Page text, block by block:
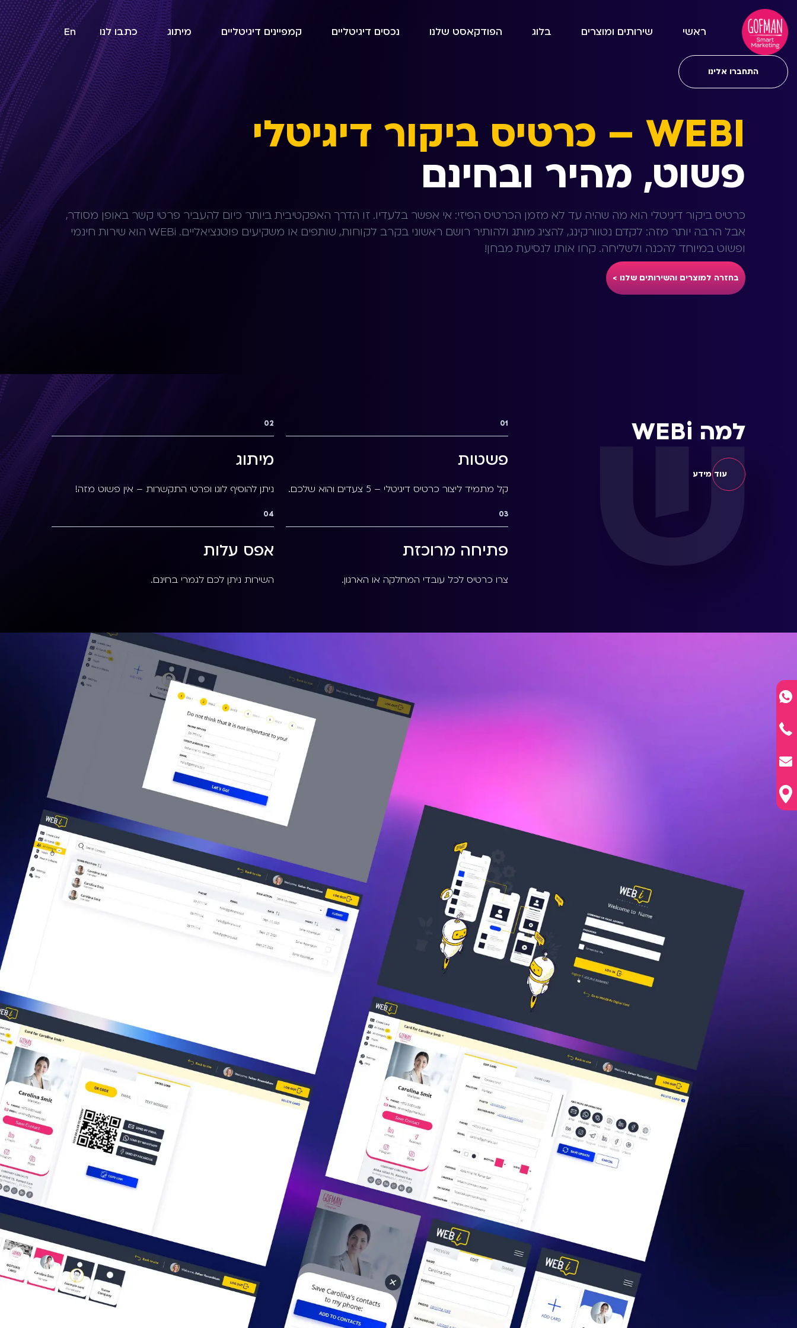
ראשי שירותים ומוצרים בלוג הפודקאסט שלנו נכסים דיגיטליים קמפיינים דיגיטליים מיתוג כתבו לנו En
התחברו אלינו
WEBI – כרטיס ביקור דיגיטלי
פשוט, מהיר ובחינם
כרטיס ביקור דיגיטלי הוא מה שהיה עד לא מזמן הכרטיס הפיזי: אי אפשר בלעדיו. זו הדרך האפקטיבית ביותר כיום להעביר פרטי קשר באופן מסודר,
אבל הרבה יותר מזה: לקדם נטוורקינג, להציג מותג ולהותיר רושם ראשוני בקרב לקוחות, שותפים או משקיעים פוטנציאליים. WEBi הוא שירות חינמי
ופשוט במיוחד להכנה ולשליחה. קחו אותו לנסיעת מבחן!
בחזרה למוצרים והשירותים שלנו >
ש
למה WEBi
עוד מידע
01
פשטות
קל מתמיד ליצור כרטיס דיגיטלי – 5 צעדים והוא שלכם.
02
מיתוג
ניתן להוסיף לוגו ופרטי התקשרות – אין פשוט מזה!
03
פתיחה מרוכזת
צרו כרטיס לכל עובדי המחלקה או הארגון.
04
אפס עלות
השירות ניתן לכם לגמרי בחינם.